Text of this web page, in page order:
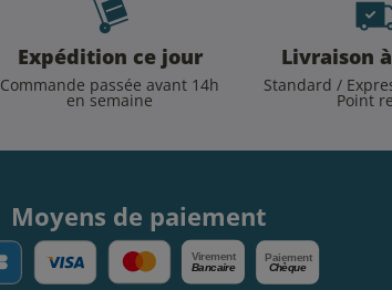
Expédition ce jour
Commande passée avant 14h
en semaine
Livraison
Standard /
Point
Moyens de paiement
Virement
Bancaire
Paiement
Chèque